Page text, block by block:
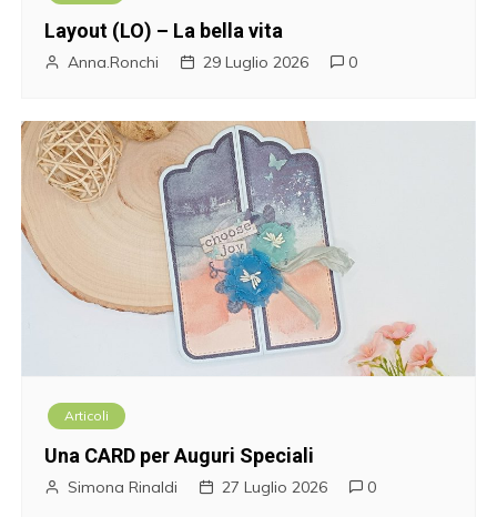
Layout (LO) – La bella vita
Anna.Ronchi 29 Luglio 2026 0
Articoli
Una CARD per Auguri Speciali
Simona Rinaldi 27 Luglio 2026 0